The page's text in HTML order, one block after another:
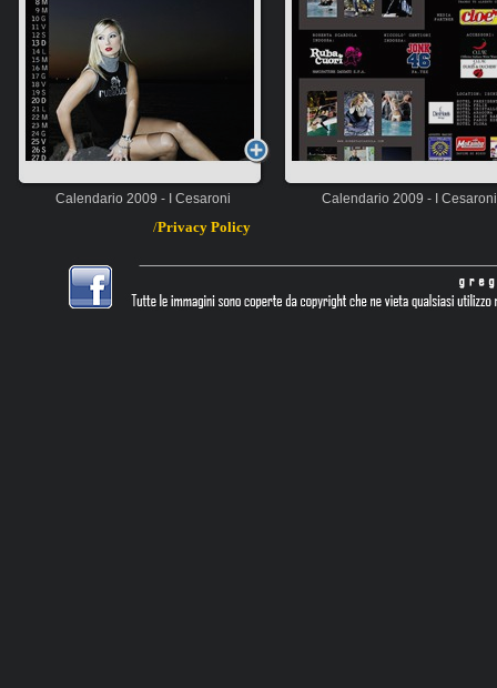
Calendario 2009 - I Cesaroni Calendario 2009 - I Cesaroni
/PrivacyPolicy